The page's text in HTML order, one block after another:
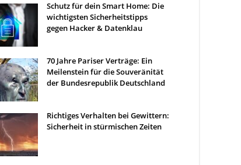
Schutz für dein Smart Home: Die
wichtigsten Sicherheitstipps
gegen Hacker & Datenklau
70 Jahre Pariser Verträge: Ein
Meilenstein für die Souveränität
der Bundesrepublik Deutschland
Richtiges Verhalten bei Gewittern:
Sicherheit in stürmischen Zeiten